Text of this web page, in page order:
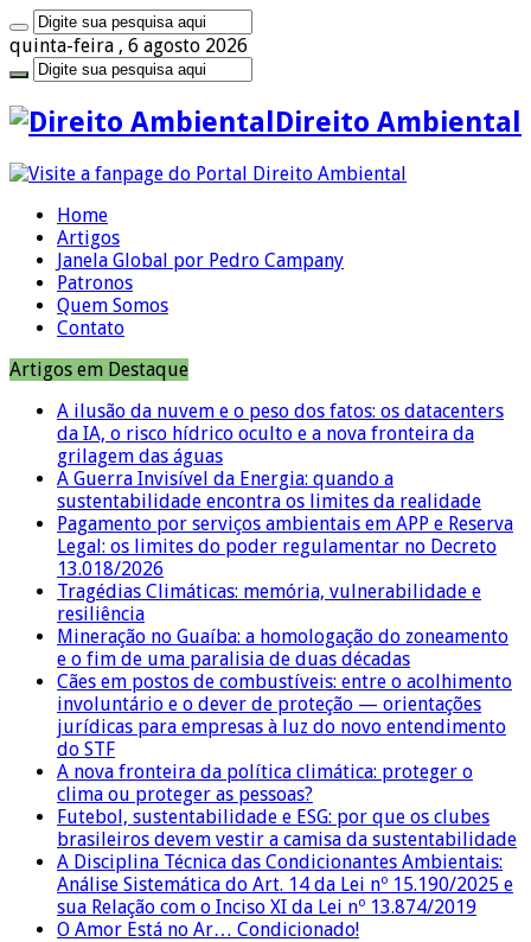
quinta-feira , 6 agosto 2026
Direito Ambiental
Home
Artigos
Janela Global por Pedro Campany
Patronos
Quem Somos
Contato
Artigos em Destaque
A ilusão da nuvem e o peso dos fatos: os datacenters
da IA, o risco hídrico oculto e a nova fronteira da
grilagem das águas
A Guerra Invisível da Energia: quando a
sustentabilidade encontra os limites da realidade
Pagamento por serviços ambientais em APP e Reserva
Legal: os limites do poder regulamentar no Decreto
13.018/2026
Tragédias Climáticas: memória, vulnerabilidade e
resiliência
Mineração no Guaíba: a homologação do zoneamento
e o fim de uma paralisia de duas décadas
Cães em postos de combustíveis: entre o acolhimento
involuntário e o dever de proteção — orientações
jurídicas para empresas à luz do novo entendimento
do STF
A nova fronteira da política climática: proteger o
clima ou proteger as pessoas?
Futebol, sustentabilidade e ESG: por que os clubes
brasileiros devem vestir a camisa da sustentabilidade
A Disciplina Técnica das Condicionantes Ambientais:
Análise Sistemática do Art. 14 da Lei nº 15.190/2025 e
sua Relação com o Inciso XI da Lei nº 13.874/2019
O Amor Está no Ar… Condicionado!